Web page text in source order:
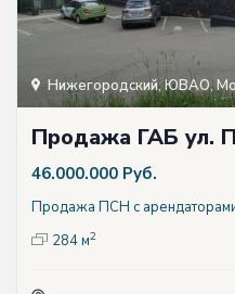
Нижегородский,ЮВАО,
Продажа ГАБ ул.
46.000.000 Руб.
Продажа ПСН с
284 м2